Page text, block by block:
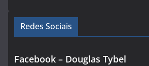
Redes Sociais
Facebook – Douglas Tybel